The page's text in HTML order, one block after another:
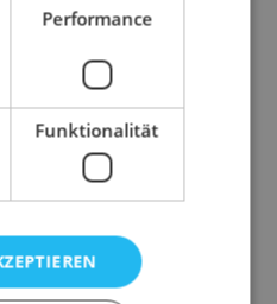
Performance
Funktionalität